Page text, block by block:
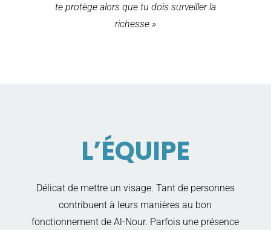
te protège alors que tu dois surveiller la
richesse »
L’ÉQUIPE
Délicat de mettre un visage. Tant de personnes
contribuent à leurs manières au bon
fonctionnement de Al-Nour. Parfois une présence